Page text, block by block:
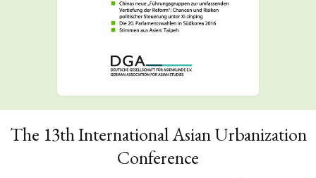
The 13th International Asian Urbanization
Conference